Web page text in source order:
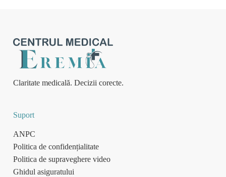
Claritate medicală. Decizii corecte.
Suport
ANPC
Politica de confidențialitate
Politica de supraveghere video
Ghidul asiguratului